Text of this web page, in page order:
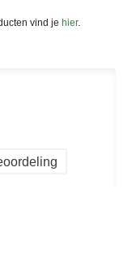
vind je hier.